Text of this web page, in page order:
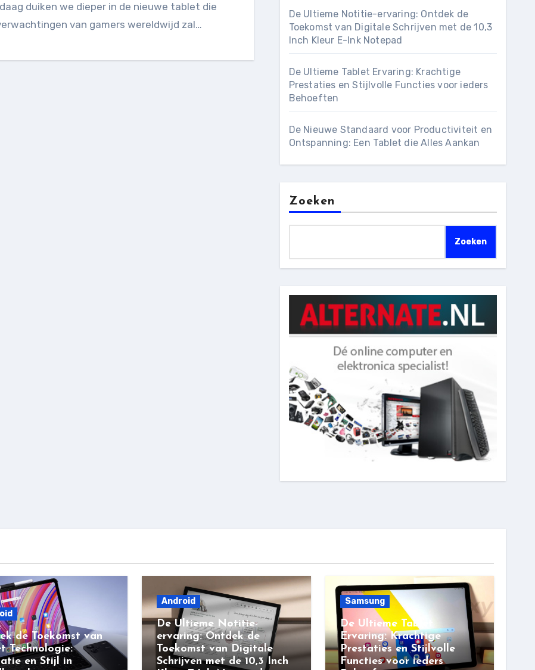
duiken we dieper in de nieuwe tablet die
van gamers wereldwijd zal…
De Ultieme Notitie-ervaring: Ontdek de
Toekomst van Digitale Schrijven met de 10,3
Inch Kleur E-Ink Notepad
De Ultieme Tablet Ervaring: Krachtige
Prestaties en Stijlvolle Functies voor ieders
Behoeften
De Nieuwe Standaard voor Productiviteit en
Ontspanning: Een Tablet die Alles Aankan
Zoeken
Zoeken
de Toekomst van
Technologie:
en Stijl in
Android
De Ultieme Notitie-
ervaring: Ontdek de
Toekomst van Digitale
Schrijven met de 10,3 Inch
Samsung
De Ultieme Tablet
Ervaring: Krachtige
Prestaties en Stijlvolle
Functies voor ieders